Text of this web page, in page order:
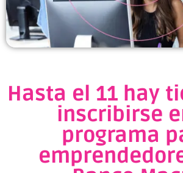
Hasta el 11 hay
inscribirse
programa